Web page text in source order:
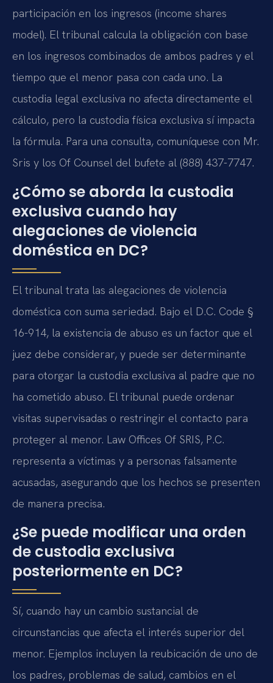
participación en los ingresos (income shares
model). El tribunal calcula la obligación con base
en los ingresos combinados de ambos padres y el
tiempo que el menor pasa con cada uno. La
custodia legal exclusiva no afecta directamente el
cálculo, pero la custodia física exclusiva sí impacta
la fórmula. Para una consulta, comuníquese con Mr.
Sris y los Of Counsel del bufete al (888) 437-7747.
¿Cómo se aborda la custodia
exclusiva cuando hay
alegaciones de violencia
doméstica en DC?
El tribunal trata las alegaciones de violencia
doméstica con suma seriedad. Bajo el D.C. Code §
16-914, la existencia de abuso es un factor que el
juez debe considerar, y puede ser determinante
para otorgar la custodia exclusiva al padre que no
ha cometido abuso. El tribunal puede ordenar
visitas supervisadas o restringir el contacto para
proteger al menor. Law Offices Of SRIS, P.C.
representa a víctimas y a personas falsamente
acusadas, asegurando que los hechos se presenten
de manera precisa.
¿Se puede modificar una orden
de custodia exclusiva
posteriormente en DC?
Sí, cuando hay un cambio sustancial de
circunstancias que afecta el interés superior del
menor. Ejemplos incluyen la reubicación de uno de
los padres, problemas de salud, cambios en el